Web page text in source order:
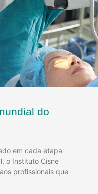
do
em cada etapa
o Instituto Cisne
profissionais que